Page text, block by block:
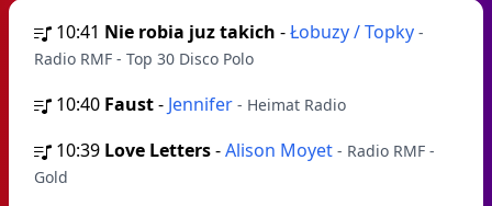
10:41 Nie robia juz takich -Łobuzy / Topky -
Radio RMF - Top 30 Disco Polo
10:40 Faust- Jennifer - Heimat Radio
10:39 Love Letters-Alison Moyet - Radio RMF -
Gold